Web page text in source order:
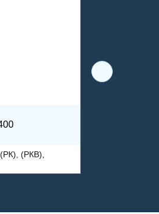
(РКВ),